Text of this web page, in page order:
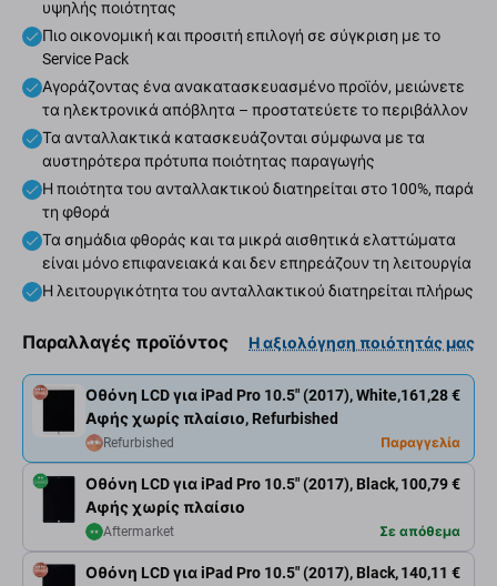
υψηλής ποιότητας
Πιο οικονομική και προσιτή επιλογή σε σύγκριση με το
Service Pack
Αγοράζοντας ένα ανακατασκευασμένο προϊόν, μειώνετε
τα ηλεκτρονικά απόβλητα – προστατεύετε το περιβάλλον
Τα ανταλλακτικά κατασκευάζονται σύμφωνα με τα
αυστηρότερα πρότυπα ποιότητας παραγωγής
Η ποιότητα του ανταλλακτικού διατηρείται στο 100%, παρά
τη φθορά
Τα σημάδια φθοράς και τα μικρά αισθητικά ελαττώματα
είναι μόνο επιφανειακά και δεν επηρεάζουν τη λειτουργία
Η λειτουργικότητα του ανταλλακτικού διατηρείται πλήρως
Παραλλαγές προϊόντος Η αξιολόγηση ποιότητάς μας
Οθόνη LCD για iPad Pro 10.5" (2017), Black,
Αφής χωρίς πλαίσιο
100,79 €
Aftermarket Σε απόθεμα
Οθόνη LCD για iPad Pro 10.5" (2017), White,
Αφής χωρίς πλαίσιο, Refurbished
161,28 €
Refurbished Παραγγελία
Οθόνη LCD για iPad Pro 10.5" (2017), Black,140,11 €